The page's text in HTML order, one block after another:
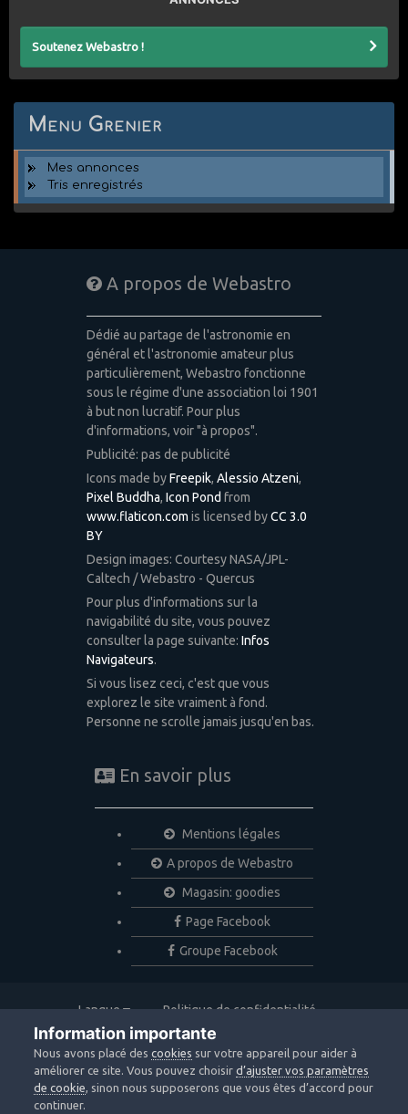
Soutenez Webastro !
Menu Grenier
Mes annonces
Tris enregistrés
A propos de Webastro
Dédié au partage de l'astronomie en
général et l'astronomie amateur plus
particulièrement, Webastro fonctionne
sous le régime d'une association loi 1901
à but non lucratif. Pour plus
d'informations, voir "à propos".
Publicité: pas de publicité
Icons made byFreepik, Alessio Atzeni,
Pixel Buddha, Icon Pond from
www.flaticon.com is licensed byCC 3.0
BY
Design images: Courtesy NASA/JPL-
Caltech / Webastro - Quercus
Pour plus d'informations sur la
navigabilité du site, vous pouvez
consulter la page suivante: Infos
Navigateurs.
Si vous lisez ceci, c'est que vous
explorez le site vraiment à fond.
Personne ne scrolle jamais jusqu'en bas.
En savoir plus
Mentions légales
A propos de Webastro
Magasin: goodies
Page Facebook
Groupe Facebook
Langue
Politique de confidentialité
Nous contacter
Copyright © 2020 Webastro
Powered by Invision Community
Information importante
Nous avons placé descookies sur votre appareil pour aider à
améliorer ce site. Vous pouvez choisird’ajuster vos paramètres
de cookie, sinon nous supposerons que vous êtes d’accord pour
continuer.